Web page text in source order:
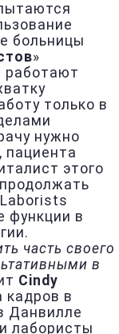
больницы
»
работают
только в
нужно
пациента
этого
функции в
часть своего
в
Cindy
кадров в
Данвилле
лабористы